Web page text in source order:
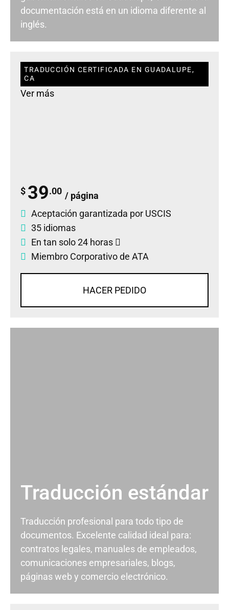
documentación está en un idioma diferente al
inglés.
TRADUCCIÓN CERTIFICADA EN GUADALUPE,
CA
Ver más
$ 39.00 / página
Aceptación garantizada por USCIS
35 idiomas
En tan solo 24 horas
Miembro Corporativo de ATA
HACER PEDIDO
Traducción estándar
Traducción profesional para todo tipo de
documentos. Excelente calidad ideal para:
contratos legales, manuales de empleados,
comunicaciones empresariales, blogs,
páginas web y comercio electrónico.